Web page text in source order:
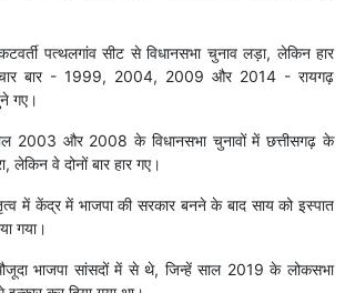
पत्थलगांव सीट से विधानसभा चुनाव लड़ा, लेकिन हार
चार बार - 1999, 2004, 2009 और 2014 - रायगढ़
गए।
2003 और 2008 के विधानसभा चुनावों में छत्तीसगढ़ के
लेकिन वे दोनों बार हार गए।
में केंद्र में भाजपा की सरकार बनने के बाद साय को इस्पात
गया।
भाजपा सांसदों में से थे, जिन्हें साल 2019 के लोकसभा